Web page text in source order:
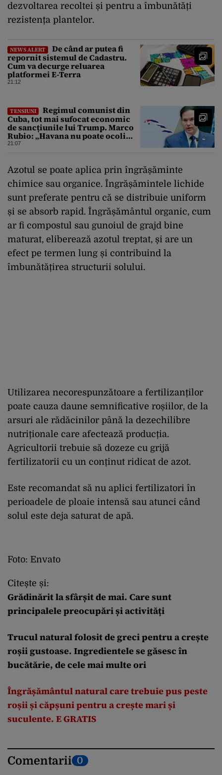
dezvoltarea recoltei și pentru a îmbunătăți
rezistența plantelor.
NEWS ALERT
De când ar putea fi
repornit sistemul de Cadastru.
Cum va decurge reluarea
platformei E-Terra
21:12
TENSIUNI
Regimul comunist din
Cuba, tot mai sufocat economic
de sancțiunile lui Trump. Marco
Rubio: „Havana nu poate ocoli
sancțiunile prin mimat reforme”
21:07
Azotul se poate aplica prin îngrășăminte
chimice sau organice. Îngrășămintele lichide
sunt preferate pentru că se distribuie uniform
și se absorb rapid. Îngrășământul organic, cum
ar fi compostul sau gunoiul de grajd bine
maturat, eliberează azotul treptat, și are un
efect pe termen lung și contribuind la
îmbunătățirea structurii solului.
Utilizarea necorespunzătoare a fertilizanților
poate cauza daune semnificative roșiilor, de la
arsuri ale rădăcinilor până la dezechilibre
nutriționale care afectează producția.
Agricultorii trebuie să dozeze cu grijă
fertilizatorii cu un conținut ridicat de azot.
Este recomandat să nu aplici fertilizatori în
perioadele de ploaie intensă sau atunci când
solul este deja saturat de apă.
Foto: Envato
Citește și:
Grădinărit la sfârșit de mai. Care sunt
principalele preocupări și activități
Trucul natural folosit de greci pentru a crește
roșii gustoase. Ingredientele se găsesc în
bucătărie, de cele mai multe ori
Îngrășământul natural care trebuie pus peste
roșii și căpșuni pentru a crește mari și
suculente. EGRATIS
Comentarii 0